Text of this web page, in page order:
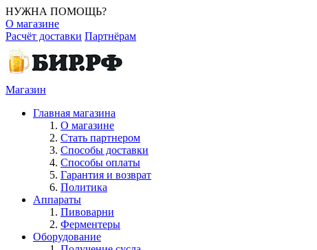
НУЖНА ПОМОЩЬ?
О магазине
Расчёт доставки Партнёрам
Магазин
Главная магазина
О магазине
Стать партнером
Способы доставки
Способы оплаты
Гарантия и возврат
Политика
Аппараты
Пивоварни
Ферментеры
Оборудование